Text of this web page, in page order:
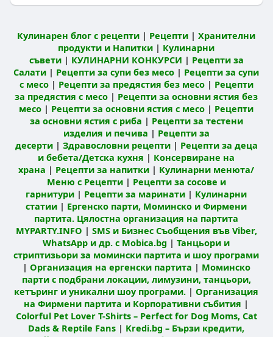
Кулинарен блог с рецепти | Рецепти |Хранителни
продукти и Напитки | Кулинарни
съвети| КУЛИНАРНИ КОНКУРСИ | Рецепти за
Салати | Рецепти за супи без месо | Рецепти за супи
с месо| Рецепти за предястия без месо| Рецепти
за предястия с месо | Рецепти за основни ястия без
месо | Рецепти за основни ястия с месо | Рецепти
за основни ястия с риба | Рецепти за тестени
изделия и печива | Рецепти за
десерти| Здравословни рецепти| Рецепти за деца
и бебета/Детска кухня | Консервиране на
храна | Рецепти за напитки | Кулинарни менюта/
Меню с Рецепти| Рецепти за сосове и
гарнитури | Рецепти за маринати | Кулинарни
статии | Ергенско парти, Моминско и Фирмени
партита. Цялостна организация на партита
MYPARTY.INFO | SMS и Бизнес Съобщения във Viber,
WhatsApp и др. с Mobica.bg |Танцьори и
стриптизьори за момински партита и шоу програми
| Организация на ергенски партита | Моминско
парти с подбрани локации, лимузини, танцьори,
кетъринг и уникални шоу програми. |Организация
на Фирмени партита и Корпоративни събития |
Colorful Pet Lover T-Shirts – Perfect for Dog Moms, Cat
Dads & Reptile Fans | Kredi.bg – Бързи кредити,